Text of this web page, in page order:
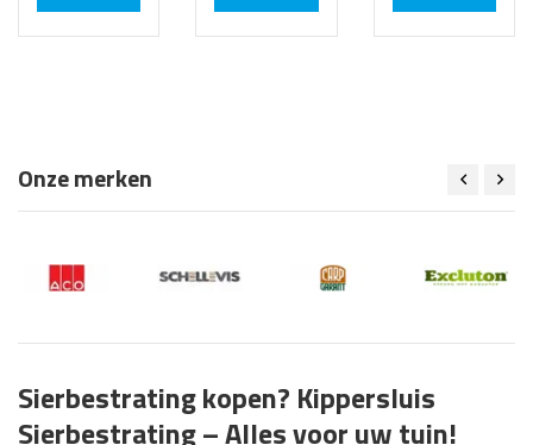
Onze merken
Sierbestrating kopen? Kippersluis
Sierbestrating – Alles voor uw tuin!